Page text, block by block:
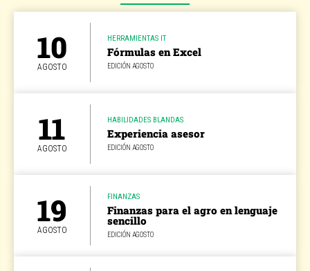
10
AGOSTO
HERRAMIENTAS IT
Fórmulas en Excel
EDICIÓN AGOSTO
11
AGOSTO
HABILIDADES BLANDAS
Experiencia asesor
EDICIÓN AGOSTO
19
AGOSTO
FINANZAS
Finanzas para el agro en lenguaje
sencillo
EDICIÓN AGOSTO